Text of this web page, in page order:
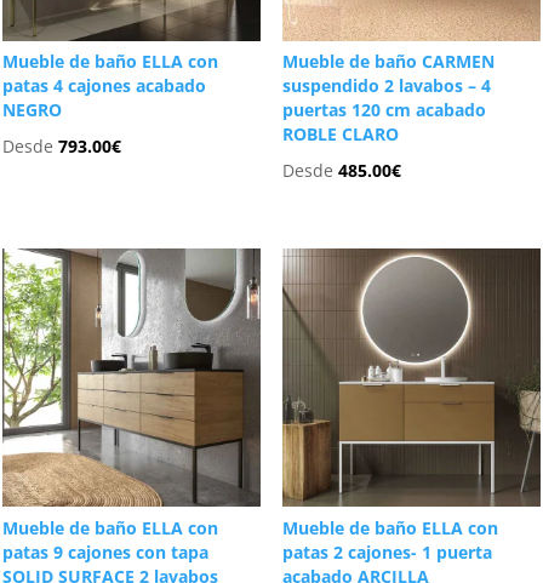
Mueble de baño ELLA con
patas 4 cajones acabado
NEGRO
Desde793.00€
Mueble de baño CARMEN
suspendido 2 lavabos – 4
puertas 120 cm acabado
ROBLE CLARO
Desde 485.00€
Mueble de baño ELLA con
patas 9 cajones con tapa
SOLID SURFACE 2 lavabos
Mueble de baño ELLA con
patas 2 cajones- 1 puerta
acabado ARCILLA